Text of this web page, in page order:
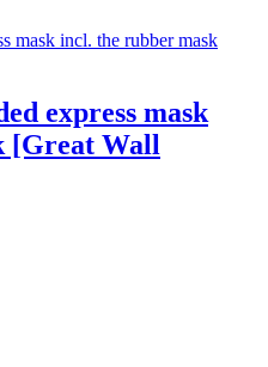
express mask
[Great Wall